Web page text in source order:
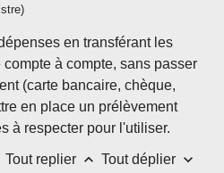
en transférant les
à compte, sans passer
(carte bancaire, chèque,
en place un prélèvement
à respecter pour l'utiliser.
Tout replier keyboard_arrow_up Tout déplier keyboard_arrow_down